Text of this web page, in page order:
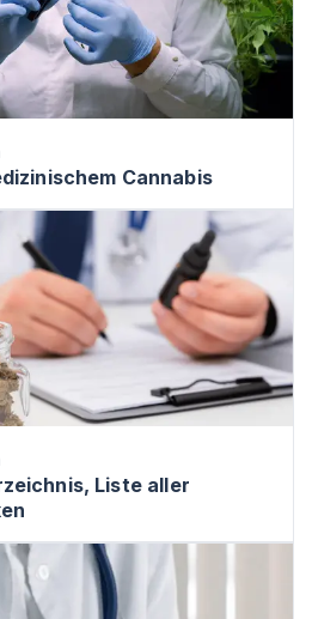
Cannabis
Liste aller